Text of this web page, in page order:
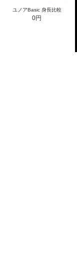
ユノアBasic 身長比較
0円